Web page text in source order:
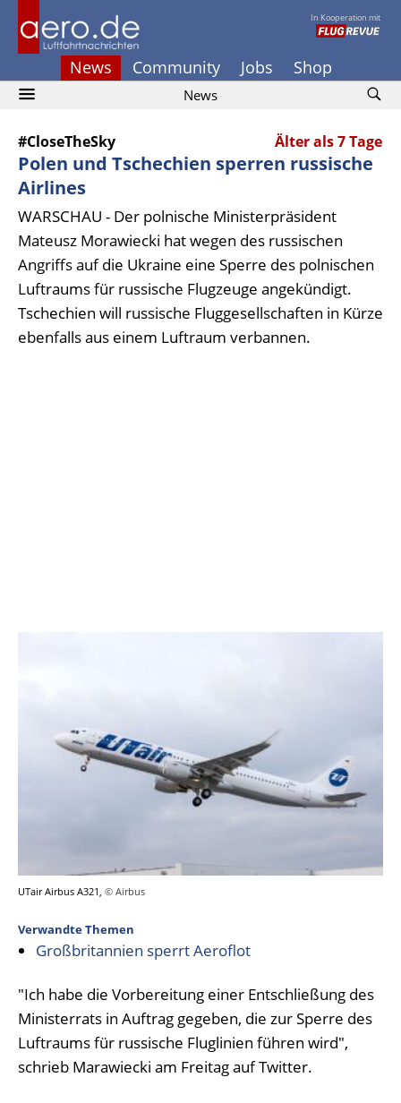
In Kooperation mit
News Community Jobs Shop
News
#CloseTheSky Älter als 7 Tage
Polen und Tschechien sperren russische
Airlines
WARSCHAU - Der polnische Ministerpräsident
Mateusz Morawiecki hat wegen des russischen
Angriffs auf die Ukraine eine Sperre des polnischen
Luftraums für russische Flugzeuge angekündigt.
Tschechien will russische Fluggesellschaften in Kürze
ebenfalls aus einem Luftraum verbannen.
UTair Airbus A321, © Airbus
Verwandte Themen
Großbritannien sperrt Aeroflot
"Ich habe die Vorbereitung einer Entschließung des
Ministerrats in Auftrag gegeben, die zur Sperre des
Luftraums für russische Fluglinien führen wird",
schrieb Marawiecki am Freitag auf Twitter.